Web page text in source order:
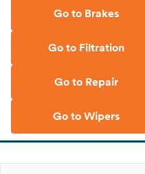
Go to Brakes
Go to Filtration
Go to Repair
Go to Wipers